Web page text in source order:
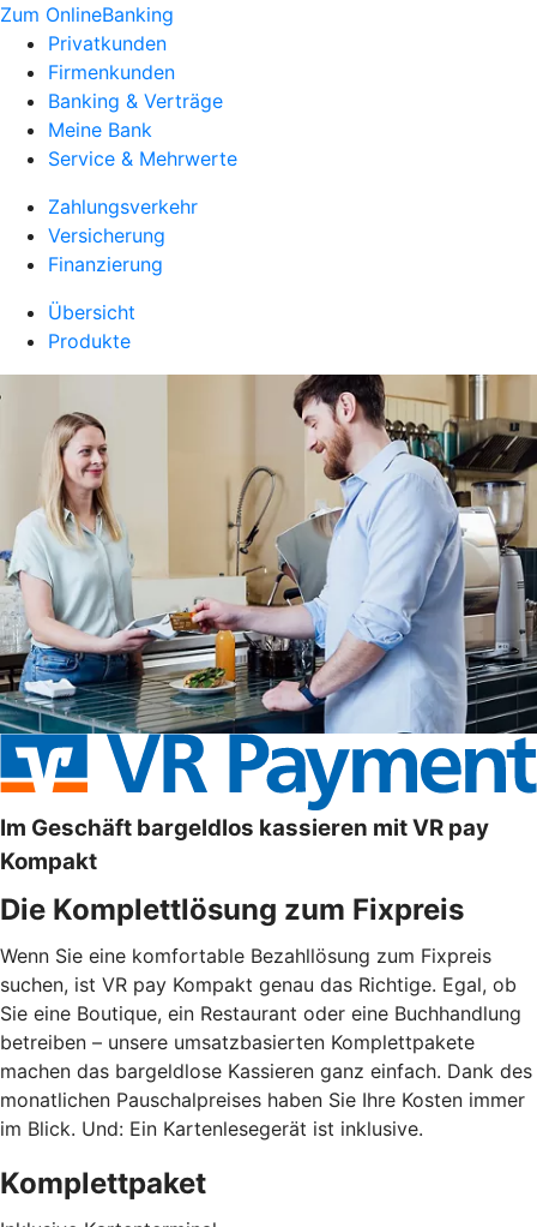
Zum OnlineBanking
Privatkunden
Firmenkunden
Banking & Verträge
Meine Bank
Service & Mehrwerte
Zahlungsverkehr
Versicherung
Finanzierung
Übersicht
Produkte
Im Geschäft bargeldlos kassieren mit VR pay
Kompakt
Die Komplettlösung zum Fixpreis
Wenn Sie eine komfortable Bezahllösung zum Fixpreis
suchen, ist VR pay Kompakt genau das Richtige. Egal, ob
Sie eine Boutique, ein Restaurant oder eine Buchhandlung
betreiben – unsere umsatzbasierten Komplettpakete
machen das bargeldlose Kassieren ganz einfach. Dank des
monatlichen Pauschalpreises haben Sie Ihre Kosten immer
im Blick. Und: Ein Kartenlesegerät ist inklusive.
Komplettpaket